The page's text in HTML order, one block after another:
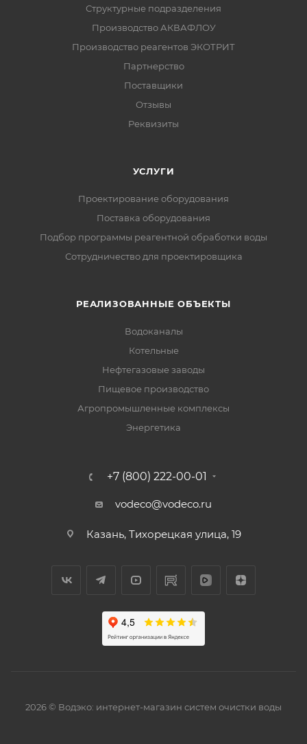
Структурные подразделения
Производство АКВАФЛОУ
Производство реагентов ЭКОТРИТ
Партнерство
Поставщики
Отзывы
Реквизиты
УСЛУГИ
Проектирование оборудования
Поставка оборудования
Подбор программы реагентной обработки воды
Сотрудничество для проектировщика
РЕАЛИЗОВАННЫЕ ОБЪЕКТЫ
Водоканалы
Котельные
Нефтегазовые заводы
Пищевое производство
Агропромышленные комплексы
Энергетика
+7 (800) 222-00-01
vodeco@vodeco.ru
Казань, Тихорецкая улица, 19
2026 © Водэко: интернет-магазин систем очистки воды